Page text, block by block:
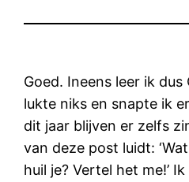
Goed. Ineens leer ik dus
lukte niks en snapte ik
dit jaar blijven er zelfs
van deze post luidt:
huil je? Vertel het me!’